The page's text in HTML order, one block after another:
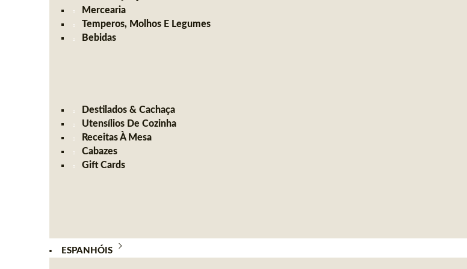
Mercearia
Temperos, Molhos E Legumes
Bebidas
Destilados & Cachaça
Utensílios De Cozinha
Receitas À Mesa
Cabazes
Gift Cards
ESPANHÓIS